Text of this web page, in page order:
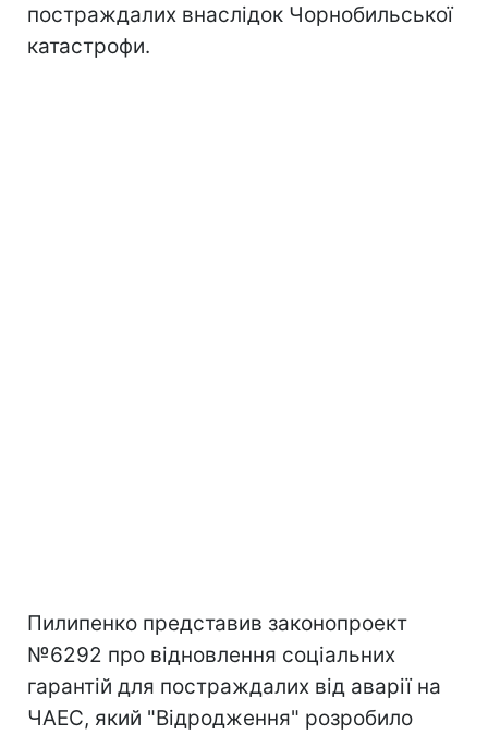
постраждалих внаслідок Чорнобильської
катастрофи.
Пилипенко представив законопроект
№6292 про відновлення соціальних
гарантій для постраждалих від аварії на
ЧАЕС, який "Відродження" розробило